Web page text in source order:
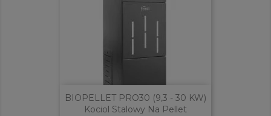
BIOPELLET PRO30 (9,3 - 30 KW)
Kociol Stalowy Na Pellet